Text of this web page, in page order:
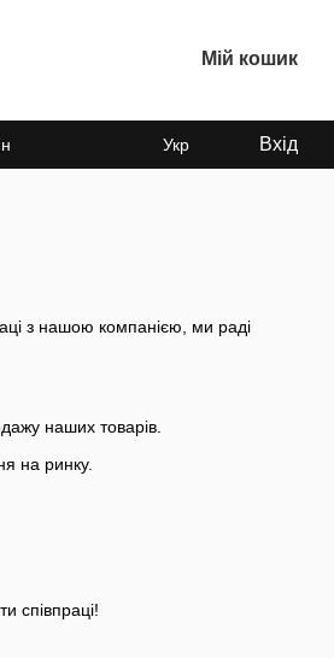
Мій кошик
Укр Вхід
з нашою компанією, ми раді
наших товарів.
на ринку.
співпраці!